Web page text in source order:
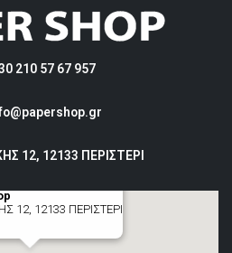
210 57 67 957
12, 12133 ΠΕΡΙΣΤΕΡΙ
12, 12133 ΠΕΡΙΣΤΕΡΙ